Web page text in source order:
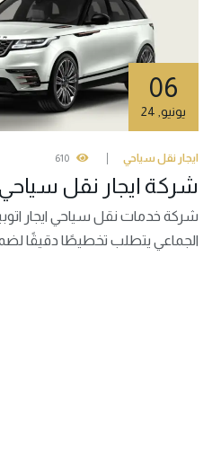
06
يونيو,
ايجار نقل سياحي 610
شركة ايجار نقل سياحي
الجماعي يتطلب تخطيطًا دقيقًا